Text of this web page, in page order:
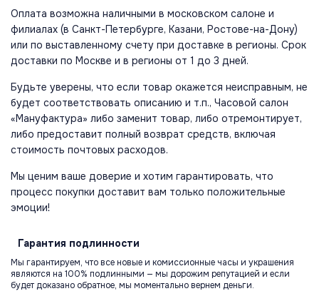
Оплата возможна наличными в московском салоне и
филиалах (в Санкт-Петербурге, Казани, Ростове-на-Дону)
или по выставленному счету при доставке в регионы. Срок
доставки по Москве и в регионы от 1 до 3 дней.
Будьте уверены, что если товар окажется неисправным, не
будет соответствовать описанию и т.п., Часовой салон
«Мануфактура» либо заменит товар, либо отремонтирует,
либо предоставит полный возврат средств, включая
стоимость почтовых расходов.
Мы ценим ваше доверие и хотим гарантировать, что
процесс покупки доставит вам только положительные
эмоции!
Гарантия подлинности
Мы гарантируем, что все новые и комиссионные часы и украшения
являются на 100% подлинными — мы дорожим репутацией и если
будет доказано обратное, мы моментально вернем деньги.